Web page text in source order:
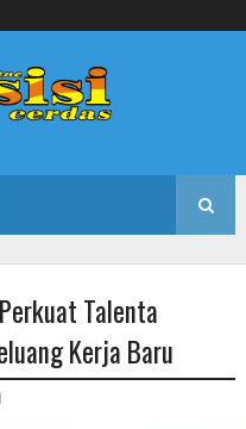
Talenta
Kerja Baru